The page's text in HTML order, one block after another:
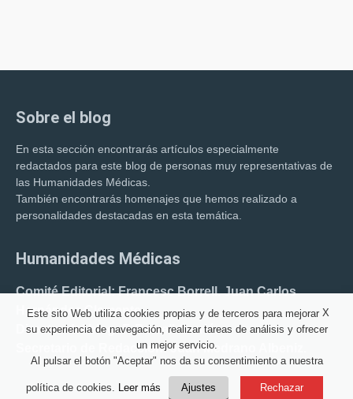
Sobre el blog
En esta sección encontrarás artículos especialmente
redactados para este blog de personas muy representativas de
las Humanidades Médicas.
También encontrarás homenajes que hemos realizado a
personalidades destacadas en esta temática.
Humanidades Médicas
Comité Editorial: Francesc Borrell. Juan Carlos
Hernández Clemente.
Director del blog: F. Borrell Carrió.
Secretario de Redacción: Juan Medrano Albeniz.
X
Este sito Web utiliza cookies propias y de terceros para mejorar
su experiencia de navegación, realizar tareas de análisis y ofrecer
un mejor servicio.
Al pulsar el botón "Aceptar" nos da su consentimiento a nuestra
política de cookies. Leer más Ajustes Rechazar